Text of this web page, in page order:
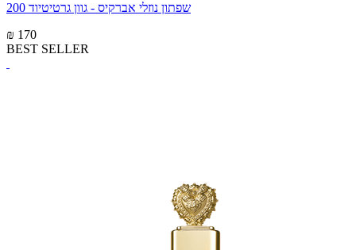
שפתון נוזלי אברקיס - גוון גרטיטיוד 200
₪ 170
BEST SELLER